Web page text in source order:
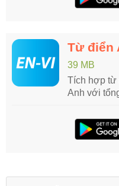
Từ điển
39 MB
Tích hợp từ
Anh với